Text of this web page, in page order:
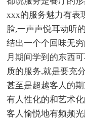
xxx的服务魅力有表
脸,一声声悦耳动听
结出一个个回味无
月期间学到的东西
质的服务,就是要充
甚至是超越客人的
有人性化的和艺术
客人愉悦地有频频